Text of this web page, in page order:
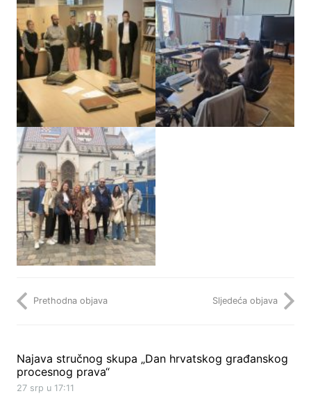
Prethodna objava Sljedeća objava
Najava stručnog skupa „Dan hrvatskog građanskog
procesnog prava“
27 srp u 17:11